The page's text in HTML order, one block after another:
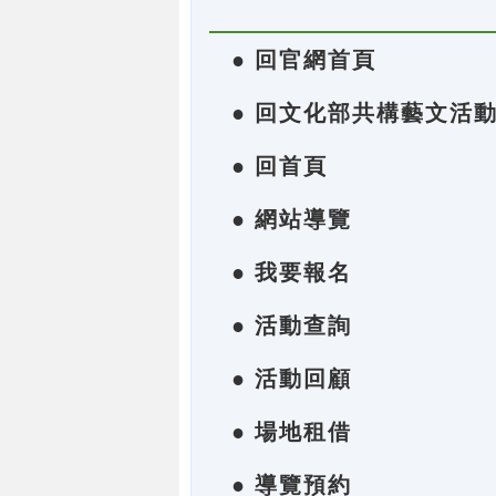
● 回官網首頁
● 回文化部共構藝文活
● 回首頁
● 網站導覽
● 我要報名
● 活動查詢
● 活動回顧
● 場地租借
● 導覽預約